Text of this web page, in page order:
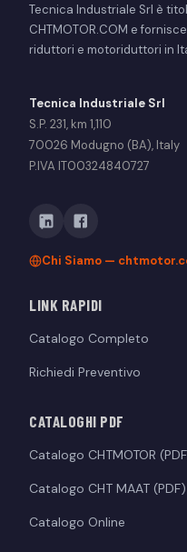
Tecnica Industriale Srl è
CHTMOTOR.COM e
riduttori e motoriduttori in
Tecnica Industriale Srl
S.P. 231, km 1,110
70026 Modugno (BA), Italy
P.IVA IT00324840727
Chi Siamo —
LINK RAPIDI
Catalogo Completo
Richiedi Preventivo
CATALOGHI PDF
Catalogo CHTMOTOR
Catalogo CHT MAAT (PDF)
Catalogo Online